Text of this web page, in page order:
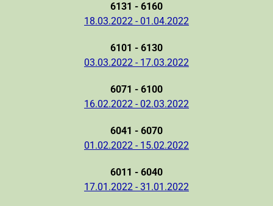
6131 - 6160
18.03.2022 - 01.04.2022
6101 - 6130
03.03.2022 - 17.03.2022
6071 - 6100
16.02.2022 - 02.03.2022
6041 - 6070
01.02.2022 - 15.02.2022
6011 - 6040
17.01.2022 - 31.01.2022